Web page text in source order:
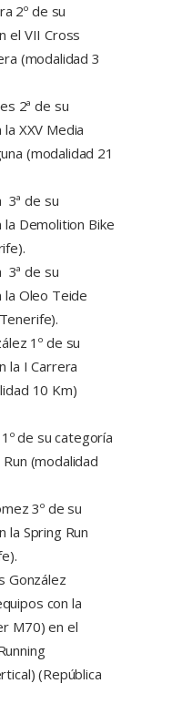
2º de su
el VII Cross
(modalidad 3
2ª de su
XXV Media
(modalidad 21
3ª de su
Demolition Bike
3ª de su
Oleo Teide
1º de su
la I Carrera
10 Km)
de su categoría
(modalidad
3º de su
la Spring Run
González
con la
M70) en el
(República